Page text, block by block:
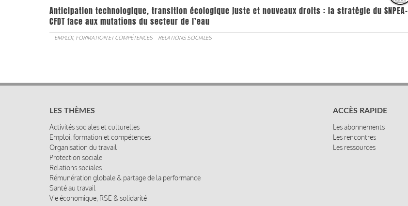
Anticipation technologique, transition écologique juste et nouveaux droits : la stratégie du SNPEA-
CFDT face aux mutations du secteur de l’eau
EMPLOI, FORMATION ET COMPÉTENCES RELATIONS SOCIALES
LES THÈMES
Activités sociales et culturelles
Emploi, formation et compétences
Organisation du travail
Protection sociale
Relations sociales
Rémunération globale & partage de la performance
Santé au travail
Vie économique, RSE & solidarité
ACCÈS RAPIDE
Les abonnements
Les rencontres
Les ressources